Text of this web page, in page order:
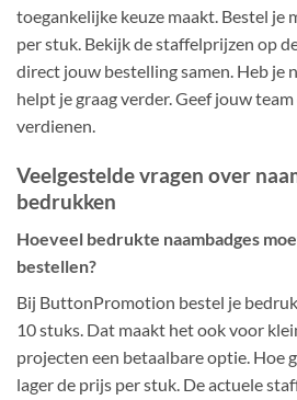
toegankelijke keuze maakt. Bestel je
per stuk. Bekijk de staffelprijzen op
direct jouw bestelling samen. Heb je
helpt je graag verder. Geef jouw
verdienen.
Veelgestelde vragen over
bedrukken
Hoeveel bedrukte naambadges
bestellen?
Bij ButtonPromotion bestel je
10 stuks. Dat maakt het ook voor
projecten een betaalbare optie. Hoe
lager de prijs per stuk. De actuele